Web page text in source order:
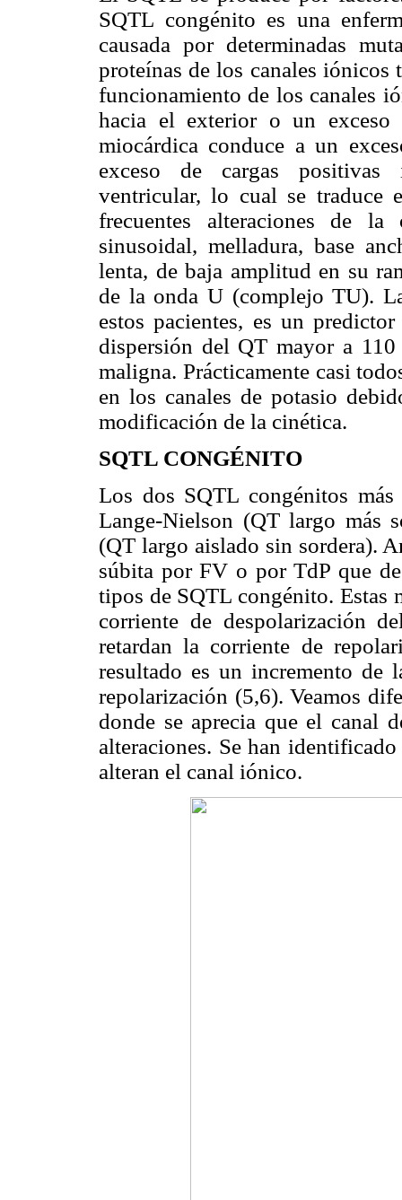
SQTL congénito es una
causada por determinadas
proteínas de los canales iónicos
funcionamiento de los canales
hacia el exterior o un
miocárdica conduce a un
exceso de cargas positivas
ventricular, lo cual se traduce
frecuentes alteraciones de
sinusoidal, melladura, base
lenta, de baja amplitud en su
de la onda U (complejo TU).
estos pacientes, es un
dispersión del QT mayor a
maligna. Prácticamente casi
en los canales de potasio
modificación de la cinética.
SQTL CONGÉNITO
Los dos SQTL congénitos
Lange-Nielson (QT largo más
(QT largo aislado sin sordera).
súbita por FV o por TdP que
tipos de SQTL congénito. Estas
corriente de despolarización
retardan la corriente de
resultado es un incremento de
repolarización (5,6). Veamos
donde se aprecia que el canal
alteraciones. Se han
alteran el canal iónico.